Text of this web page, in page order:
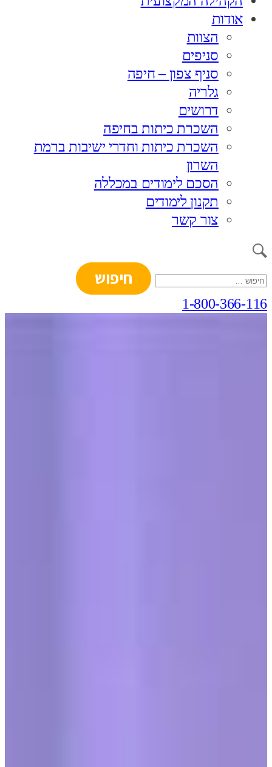
אודות
הצוות
סניפים
סניף צפון – חיפה
גלריה
דרושים
השכרת כיתות בחיפה
השכרת כיתות וחדרי ישיבות ברמת
השרון
הסכם לימודים במכללה
תקנון לימודים
צור קשר
חיפוש:
1-800-366-116